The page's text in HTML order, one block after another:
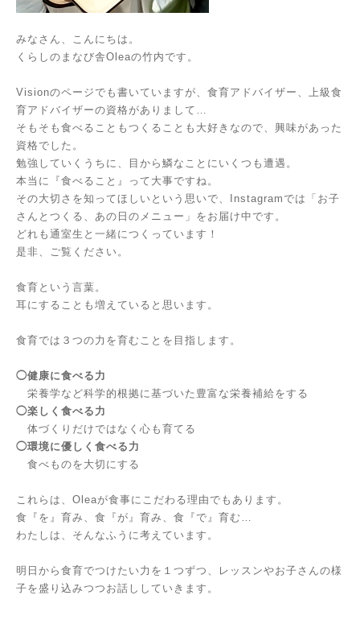
みなさん、こんにちは。
くらしのまなび舎Oleaの竹内です。
Visionのページでも書いていますが、食育アドバイザー、上級食
育アドバイザーの資格がありまして…
そもそも食べることもつくることも大好きなので、興味があった
資格でした。
勉強していくうちに、目から鱗なことにいくつも遭遇。
本当に『食べること』って大事ですね。
その大切さを知ってほしいという思いで、
Instagram では「お子
さんとつくる、あの日のメニュー」をお届け中です。
どれも通室生と一緒につくっています！
是非、ご覧ください。
食育という言葉。
耳にすることも増えていると思います。
食育では３つの力を育むことを目指します。
◯健康に食べる力
栄養学など科学的根拠に基づいた豊富な栄養補給をする
◯楽しく食べる力
体づくりだけではなく心も育てる
◯環境に優しく食べる力
食べものを大切にする
これらは、Oleaが食事にこだわる理由でもあります。
食『を』育み、食『が』育み、食『で』育む…
わたしは、そんなふうに考えています。
明日から食育でつけたい力を１つずつ、レッスンやお子さんの様
子を盛り込みつつお話ししていきます。